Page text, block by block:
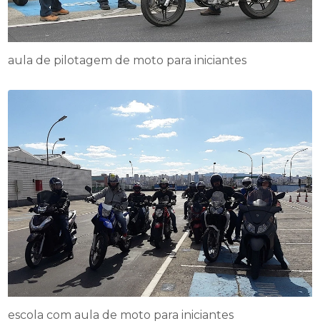
aula de pilotagem de moto para iniciantes
escola com aula de moto para iniciantes